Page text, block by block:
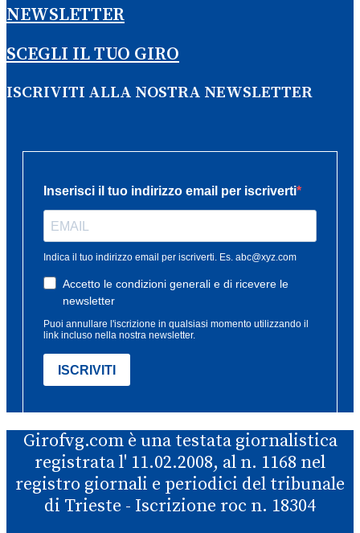
NEWSLETTER
SCEGLI IL TUO GIRO
ISCRIVITI ALLA NOSTRA NEWSLETTER
Girofvg.com è una testata giornalistica
registrata l' 11.02.2008, al n. 1168 nel
registro giornali e periodici del tribunale
di Trieste - Iscrizione roc n. 18304